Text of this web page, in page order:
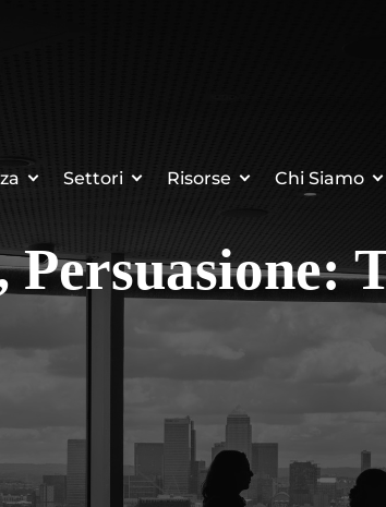
Settori Risorse Chi Siamo
Persuasione: